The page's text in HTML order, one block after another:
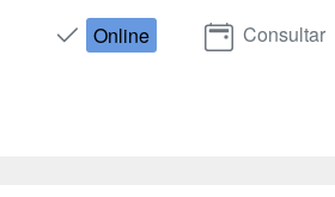
Online Consultar